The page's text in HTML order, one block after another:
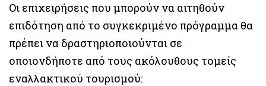
Οι επιχειρήσεις που μπορούν να αιτηθούν
επιδότηση από το συγκεκριμένο πρόγραμμα θα
πρέπει να δραστηριοποιούνται σε
οποιονδήποτε από τους ακόλουθους τομείς
εναλλακτικού τουρισμού: